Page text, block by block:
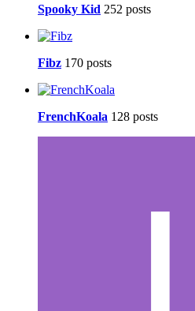
Spooky Kid 252 posts
Fibz 170 posts
FrenchKoala 128 posts